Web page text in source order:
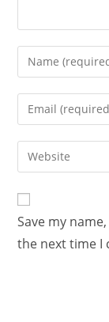
Save my
the next time I